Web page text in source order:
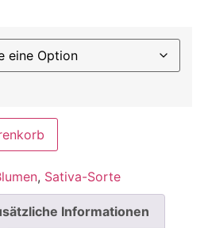
, Sativa-Sorte
Informationen